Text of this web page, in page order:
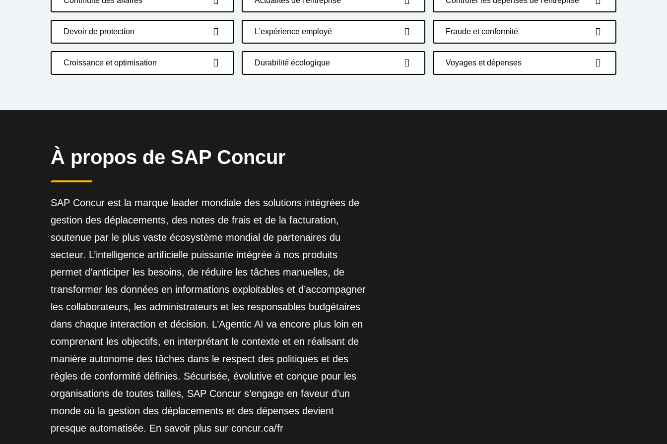
Devoir de protection L'expérience employé Fraude et conformité
Croissance et optimisation Durabilité écologique Voyages et dépenses
À propos de SAP Concur
SAP Concur est la marque leader mondiale des solutions intégrées de
gestion des déplacements, des notes de frais et de la facturation,
soutenue par le plus vaste écosystème mondial de partenaires du
secteur. L’intelligence artificielle puissante intégrée à nos produits
permet d’anticiper les besoins, de réduire les tâches manuelles, de
transformer les données en informations exploitables et d’accompagner
les collaborateurs, les administrateurs et les responsables budgétaires
dans chaque interaction et décision. L’Agentic AI va encore plus loin en
comprenant les objectifs, en interprétant le contexte et en réalisant de
manière autonome des tâches dans le respect des politiques et des
règles de conformité définies. Sécurisée, évolutive et conçue pour les
organisations de toutes tailles, SAP Concur s’engage en faveur d’un
monde où la gestion des déplacements et des dépenses devient
presque automatisée. En savoir plus sur concur.ca/fr